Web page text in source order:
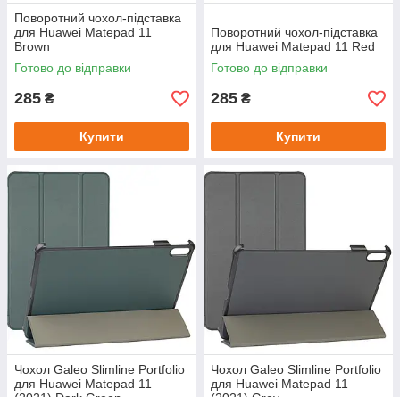
Поворотний чохол-підставка
для Huawei Matepad 11
Brown
Готово до відправки
285 ₴
Купити
Поворотний чохол-підставка
для Huawei Matepad 11 Red
Готово до відправки
285 ₴
Купити
Чохол Galeo Slimline Portfolio
для Huawei Matepad 11
Чохол Galeo Slimline Portfolio
для Huawei Matepad 11